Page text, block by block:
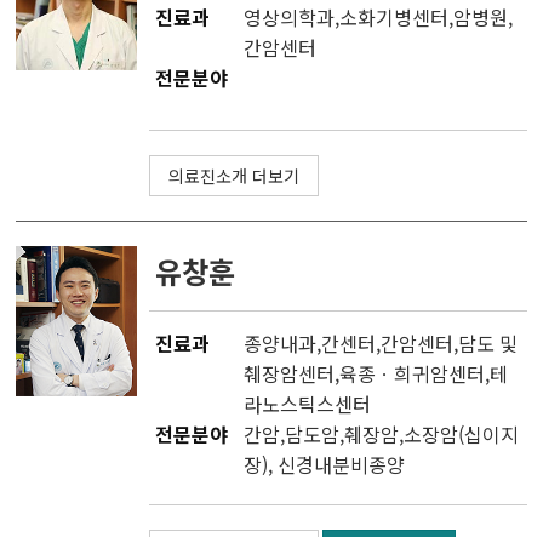
진료과 영상의학과,소화기병센터,암병원,
간암센터
전문분야
의료진소개 더보기
유창훈
진료과 종양내과,간센터,간암센터,담도 및
췌장암센터,육종ㆍ희귀암센터,테
라노스틱스센터
전문분야 간암,담도암,췌장암,소장암(십이지
장), 신경내분비종양